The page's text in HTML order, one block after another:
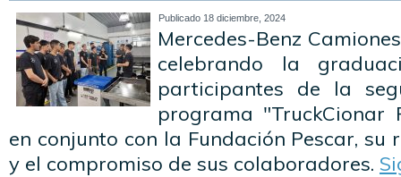
Publicado 18 diciembre, 2024
Mercedes-Benz
celebrando la
participantes de la
programa "TruckCionar
en conjunto con la Fundación Pescar, su
y el compromiso de sus colaboradores.